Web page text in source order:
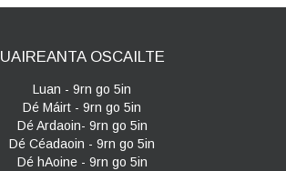
UAIREANTA OSCAILTE
Luan - 9rn go 5in
Dé Máirt - 9rn go 5in
Dé Ardaoin- 9rn go 5in
Dé Céadaoin - 9rn go 5in
Dé hAoine - 9rn go 5in